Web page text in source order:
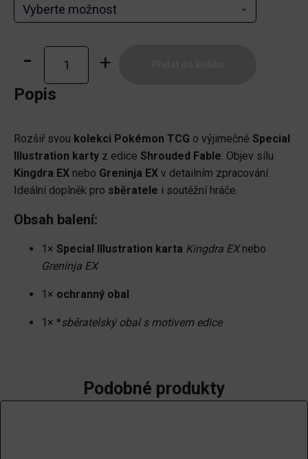
Scarlet
Shrouded
Fable
-
Kingdra
EX
Special
Illustration
Popis
Rozšiř svou kolekci Pokémon TCG o výjimečné Special
Illustration karty z edice Shrouded Fable. Objev sílu
Kingdra EX nebo Greninja EX v detailním zpracování.
Ideální doplněk pro sběratele i soutěžní hráče.
Obsah balení:
1× Special Illustration karta Kingdra EXnebo
Greninja EX
1× ochranný obal
1× *sběratelský obal s motivem edice
Podobné produkty